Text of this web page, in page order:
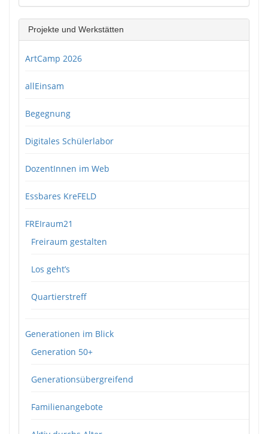
Projekte und Werkstätten
ArtCamp 2026
allEinsam
Begegnung
Digitales Schülerlabor
DozentInnen im Web
Essbares KreFELD
FREIraum21
Freiraum gestalten
Los geht’s
Quartierstreff
Generationen im Blick
Generation 50+
Generationsübergreifend
Familienangebote